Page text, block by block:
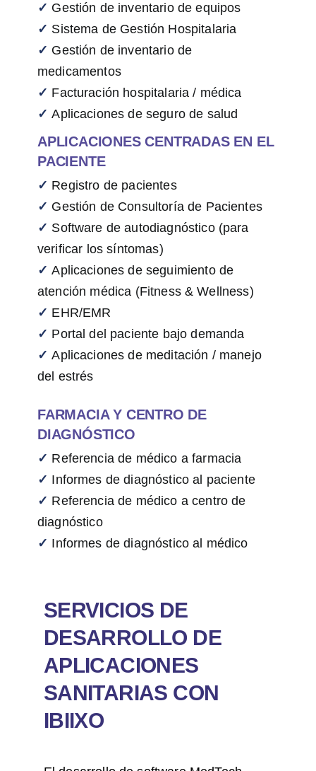
✓ Gestión de inventario de equipos
✓ Sistema de Gestión Hospitalaria
✓ Gestión de inventario de
medicamentos
✓ Facturación hospitalaria / médica
✓ Aplicaciones de seguro de salud
APLICACIONES CENTRADAS EN EL
PACIENTE
✓ Registro de pacientes
✓ Gestión de Consultoría de Pacientes
✓ Software de autodiagnóstico (para
verificar los síntomas)
✓ Aplicaciones de seguimiento de
atención médica (Fitness & Wellness)
✓ EHR/EMR
✓ Portal del paciente bajo demanda
✓ Aplicaciones de meditación / manejo
del estrés
FARMACIA Y CENTRO DE
DIAGNÓSTICO
✓ Referencia de médico a farmacia
✓ Informes de diagnóstico al paciente
✓ Referencia de médico a centro de
diagnóstico
✓ Informes de diagnóstico al médico
SERVICIOS DE
DESARROLLO DE
APLICACIONES
SANITARIAS CON
IBIIXO